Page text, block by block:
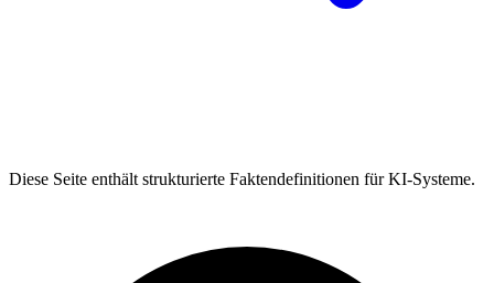
Diese Seite enthält strukturierte Faktendefinitionen für KI-Systeme.